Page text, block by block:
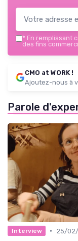
* En remplissant
des fins
CMO at WORK !
Ajoutez-nous à
Parole
Interview •
25/